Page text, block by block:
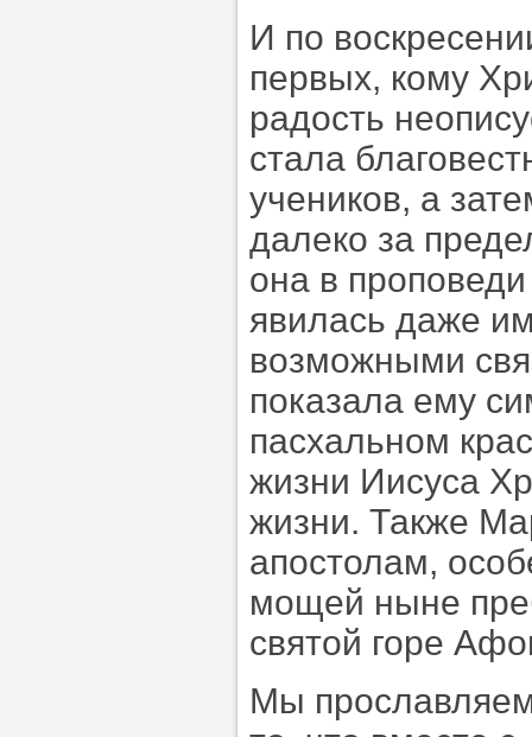
И по
первых, кому
радость
стала
учеников, а
далеко за
она в
явилась даже
возможными
показала ему
пасхальном
жизни Иисуса
жизни. Также
апостолам,
мощей ныне
святой горе
Мы